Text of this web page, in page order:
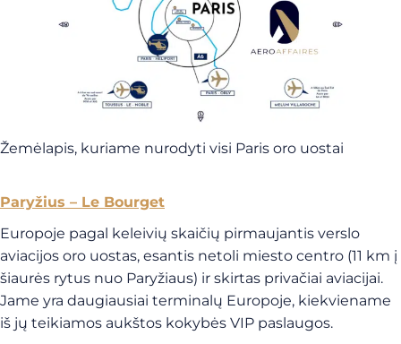
Žemėlapis, kuriame nurodyti visi Paris oro uostai
Paryžius – Le Bourget
Europoje pagal keleivių skaičių pirmaujantis verslo
aviacijos oro uostas, esantis netoli miesto centro (11 km į
šiaurės rytus nuo Paryžiaus) ir skirtas privačiai aviacijai.
Jame yra daugiausiai terminalų Europoje, kiekviename
iš jų teikiamos aukštos kokybės VIP paslaugos.